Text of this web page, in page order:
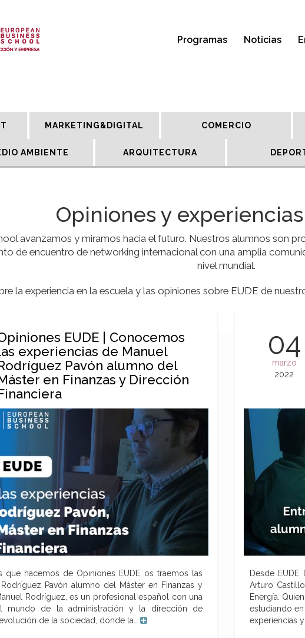
Programas Noticias
MARKETING&DIGITAL COMERCIO
AMBIENTE ARQUITECTURA
Opiniones y
avanzamos y miramos hacia el futuro. Nuestros alumnos son
de encuentro de networking internacional con una amplia
nivel mundial.
la experiencia en la escuela y las opiniones sobre EUDE de
EUDE | Conocemos
experiencias de Manuel
Pavón alumno del
en Finanzas y Dirección
que hacemos de Opiniones EUDE os traemos las
Pavón alumno del Máster en Finanzas y
Rodríguez, es un profesional español con una
mundo de la administración y la dirección de
de la sociedad, donde la…
04
marzo
2022
Desde
Arturo
Energía.
estudiando
experiencias